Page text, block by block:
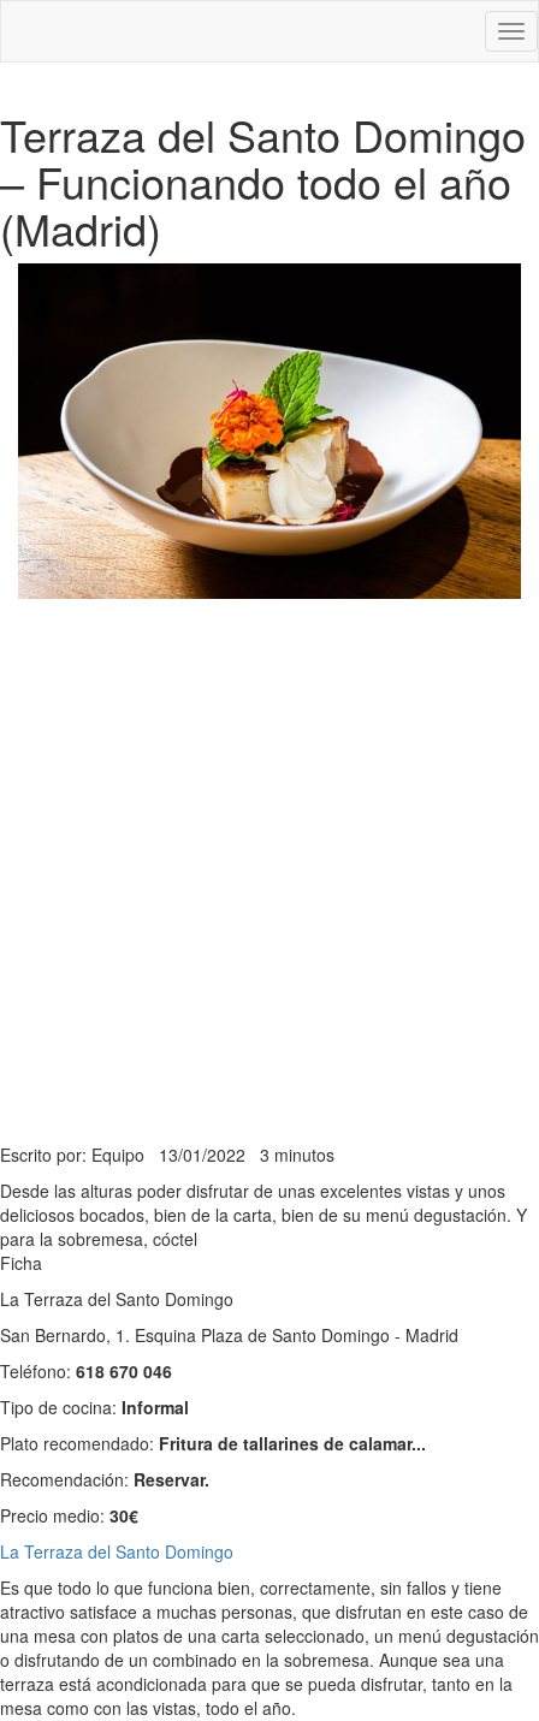
Terraza del Santo Domingo
– Funcionando todo el año
(Madrid)
Escrito por: Equipo 13/01/2022 3 minutos
Desde las alturas poder disfrutar de unas excelentes vistas y unos
deliciosos bocados, bien de la carta, bien de su menú degustación. Y
para la sobremesa, cóctel
Ficha
La Terraza del Santo Domingo
San Bernardo, 1. Esquina Plaza de Santo Domingo - Madrid
Teléfono: 618 670 046
Tipo de cocina: Informal
Plato recomendado: Fritura de tallarines de calamar...
Recomendación: Reservar.
Precio medio: 30€
La Terraza del Santo Domingo
Es que todo lo que funciona bien, correctamente, sin fallos y tiene
atractivo satisface a muchas personas, que disfrutan en este caso de
una mesa con platos de una carta seleccionado, un menú degustación
o disfrutando de un combinado en la sobremesa. Aunque sea una
terraza está acondicionada para que se pueda disfrutar, tanto en la
mesa como con las vistas, todo el año.